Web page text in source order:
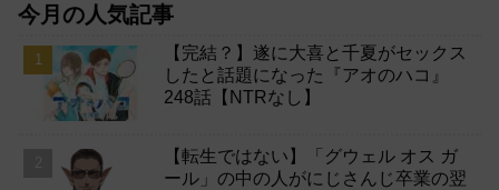
今月の人気記事
【完結？】遂に大喜と千夏がセックス
したと話題になった『アオのハコ』
248話【NTRなし】
【転生ではない】「グウェル オス ガ
ール」の中の人がにじさんじ卒業の翌